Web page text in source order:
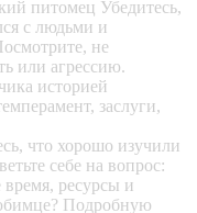
питомец Убедитесь,
с людьми и
не
или агрессию.
историей
заслуги,
что хорошо изучили
себе на вопрос:
ресурсы и
Подробную